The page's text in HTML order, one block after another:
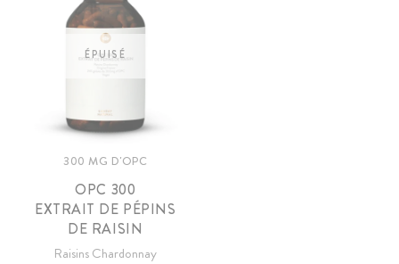
ÉPUISÉ
300 MG D'OPC
OPC 300
EXTRAIT DE PÉPINS
DE RAISIN
Raisins Chardonnay